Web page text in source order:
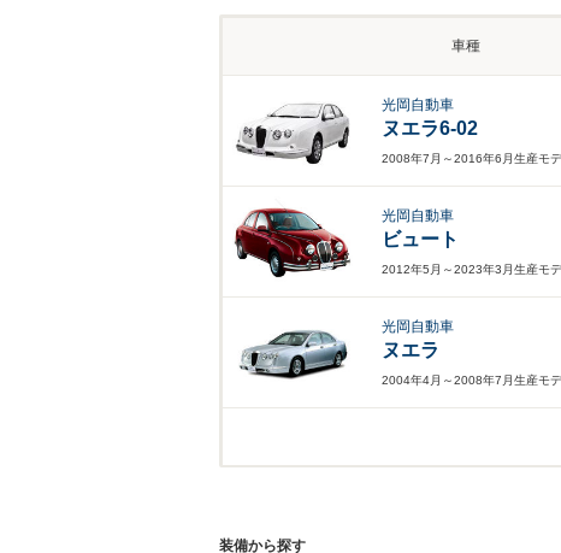
車種
光岡自動車
ヌエラ6-02
2008年7月～2016年6月生産モ
光岡自動車
ビュート
2012年5月～2023年3月生産モ
光岡自動車
ヌエラ
2004年4月～2008年7月生産モ
装備から探す